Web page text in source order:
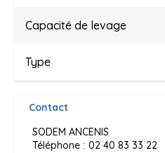
Capacité de levage
Type
Contact
SODEM ANCENIS
Téléphone : 02 40 83 33 22